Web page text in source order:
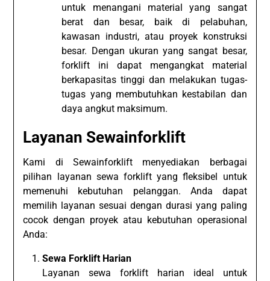
untuk menangani material yang sangat
berat dan besar, baik di pelabuhan,
kawasan industri, atau proyek konstruksi
besar. Dengan ukuran yang sangat besar,
forklift ini dapat mengangkat material
berkapasitas tinggi dan melakukan tugas-
tugas yang membutuhkan kestabilan dan
daya angkut maksimum.
Layanan Sewainforklift
Kami di Sewainforklift menyediakan berbagai
pilihan layanan sewa forklift yang fleksibel untuk
memenuhi kebutuhan pelanggan. Anda dapat
memilih layanan sesuai dengan durasi yang paling
cocok dengan proyek atau kebutuhan operasional
Anda:
Sewa Forklift Harian
Layanan sewa forklift harian ideal untuk